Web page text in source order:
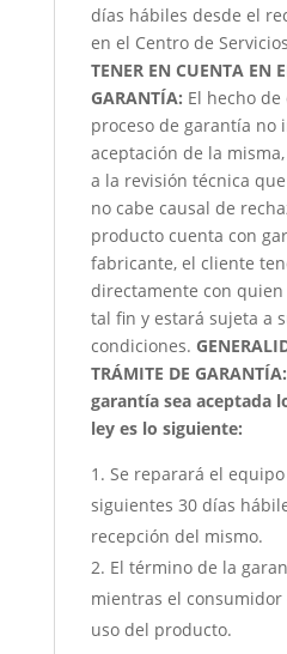
días hábiles desde el
en el Centro de
TENER EN CUENTA EN
GARANTÍA: El hecho
proceso de garantía no
aceptación de la
a la revisión técnica
no cabe causal de
producto cuenta con
fabricante, el cliente
directamente con
tal fin y estará sujeta a
condiciones.
TRÁMITE DE GARANTÍA:
garantía sea aceptada
ley es lo siguiente:
Se reparará el
siguientes 30 días
recepción del mismo.
El término de la
mientras el
uso del producto.